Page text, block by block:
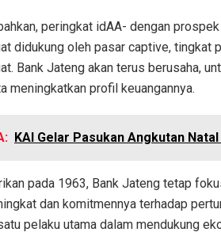
peringkat idAA- dengan
didukung oleh pasar captive, tingkat
Bank Jateng akan terus berusaha,
meningkatkan profil keuangannya.
KAI Gelar Pasukan Angkutan
pada 1963, Bank Jateng tetap
dan komitmennya terhadap
pelaku utama dalam mendukung